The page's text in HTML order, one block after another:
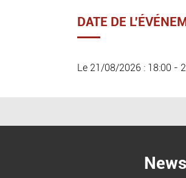
DATE DE
Le 21/08/2026 : 18:00 -
News